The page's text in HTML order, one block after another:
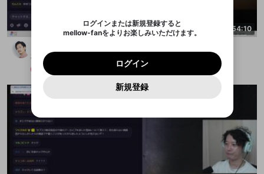
4:54:10
布団ちゃん
メンバー
ユーザーの視聴環境によっては広告を表示すること
ができない場合があります。
詳しくはこちら
ば、通知をもれなく受け取れます！
インストール アプリで開く
Google
Yahoo! JAPAN
Appleでサインアップ
mellow-fanの利用規約・プライバシーポリシー
で、次にお進みください
次にお進みください。
Google
Yahoo! JAPAN
Appleでサインイン
mellow-fanの利用規約・プライバシーポリシー
で、次にお進みください
ログイン
パスワードを忘れた方はこちら
アカウントをお持ちですか？アカウントを作成する
ログインまたは新規登録すると
mellow-fanをよりお楽しみいただけます。
ログイン
新規登録
再設定する
のでご確認ください
OK
ご登録いただいた情報はサービスの向上を目的
として使用いたします。
一部サービスをご利用いただくには、生年月の
登録が必要です。
メイン及びcs.openrec.co.jpドメイン）が受信拒否設
定に含まれていないかご確認ください。
入力
著作権の侵害
なりすまし行為
0
報告された問題については、利用規約に違反しているか
どうかをスタッフが確認します。
用することは、利用規約違反になります。
送信
閉じる
Discordアカウントを作成
Discordは第三者が提供するコミュニティーサービスで、
mellow-fanとは関わりがありません。Discordに関してのお
問い合わせにはお答えすることができません。Discordの仕
様変更により、限定コミュニティ特典の提供が終了する可能
します。
Discordに参加する